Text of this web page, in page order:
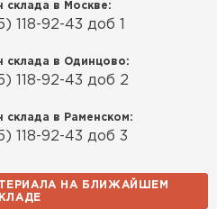
склада в Москве:
118-92-43 доб 1
склада в Одинцово:
118-92-43 доб 2
склада в Раменском:
118-92-43 доб 3
НА БЛИЖАЙШЕМ